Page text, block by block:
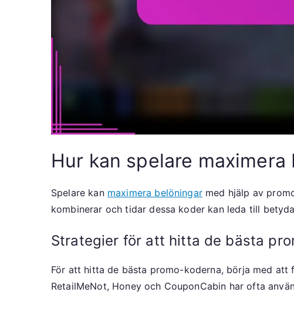
Hur kan spelare
Spelare kan maximera belöningarmed hjälp av
kombinerar och tidar dessa koder kan leda till
Strategier för att hitta de bästa
För att hitta de bästa promo-koderna, börja med att
RetailMeNot, Honey och CouponCabin har ofta